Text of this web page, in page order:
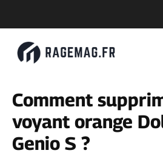
Comment
voyant orange
Genio S ?